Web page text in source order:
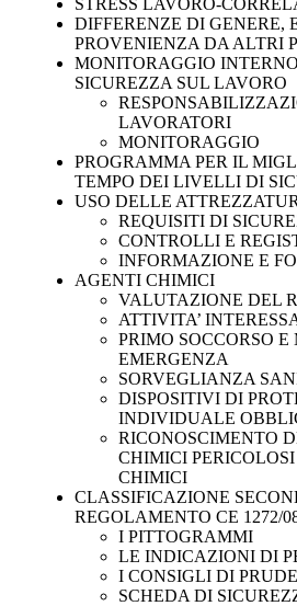
DIFFERENZE DI GENERE,
PROVENIENZA DA ALTRI
MONITORAGGIO
SICUREZZA SUL LAVORO
LAVORATORI
MONITORAGGIO
PROGRAMMA PER IL
TEMPO DEI LIVELLI DI
USO DELLE
REQUISITI DI
CONTROLLI E
INFORMAZIONE E
AGENTI CHIMICI
VALUTAZIONE DEL
ATTIVITA’
PRIMO SOCCORSO E
EMERGENZA
SORVEGLIANZA
DISPOSITIVI DI
INDIVIDUALE
RICONOSCIMENTO
CHIMICI
CHIMICI
CLASSIFICAZIONE
REGOLAMENTO CE 1272/
I PITTOGRAMMI
LE INDICAZIONI DI
I CONSIGLI DI
SCHEDA DI